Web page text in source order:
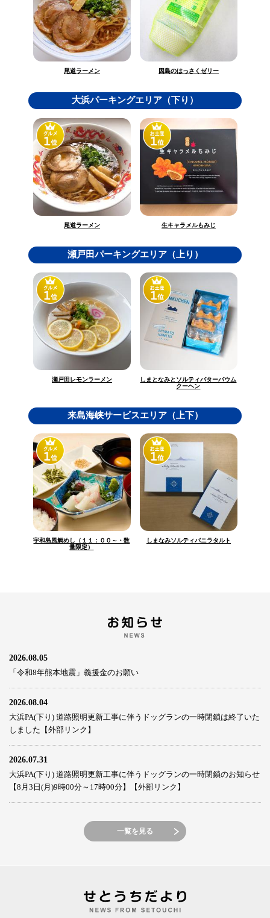
尾道ラーメン 因島のはっさくゼリー
大浜パーキングエリア（下り）
尾道ラーメン 生キャラメルもみじ
瀬戸田パーキングエリア（上り）
瀬戸田レモンラーメン しまとなみとソルティバターバウム
クーヘン
来島海峡サービスエリア（上下）
宇和島風鯛めし（１１：００～・数
量限定）
しまなみソルティバニラタルト
2026.08.05
「令和8年熊本地震」義援金のお願い
2026.08.04
大浜PA(下り) 道路照明更新工事に伴うドッグランの一時閉鎖は終了いた
しました【外部リンク】
2026.07.31
大浜PA(下り) 道路照明更新工事に伴うドッグランの一時閉鎖のお知らせ
【8月3日(月)9時00分～17時00分】【外部リンク】
一覧を見る